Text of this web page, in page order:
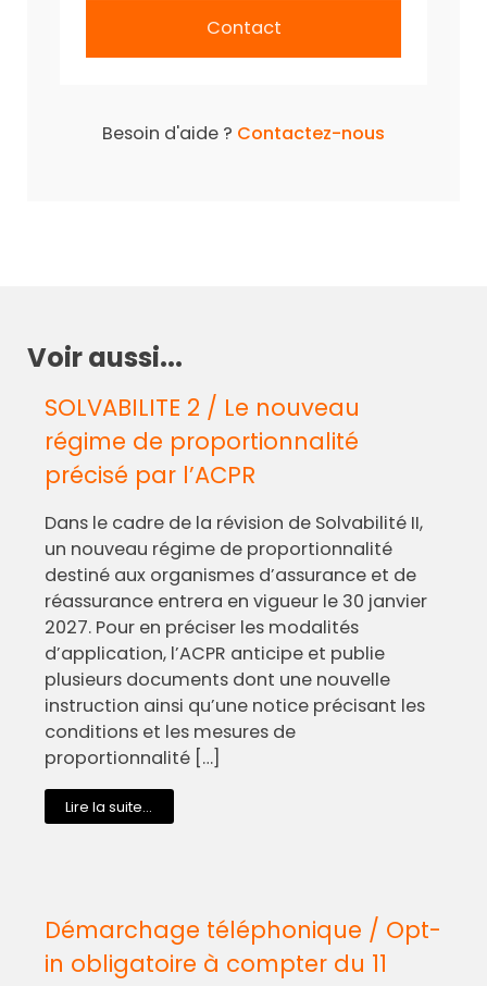
Contact
Besoin d'aide ? Contactez-nous
Voir aussi...
SOLVABILITE 2 / Le nouveau
régime de proportionnalité
précisé par l’ACPR
Dans le cadre de la révision de Solvabilité II,
un nouveau régime de proportionnalité
destiné aux organismes d’assurance et de
réassurance entrera en vigueur le 30 janvier
2027. Pour en préciser les modalités
d’application, l’ACPR anticipe et publie
plusieurs documents dont une nouvelle
instruction ainsi qu’une notice précisant les
conditions et les mesures de
proportionnalité […]
Lire la suite...
Démarchage téléphonique / Opt-
in obligatoire à compter du 11